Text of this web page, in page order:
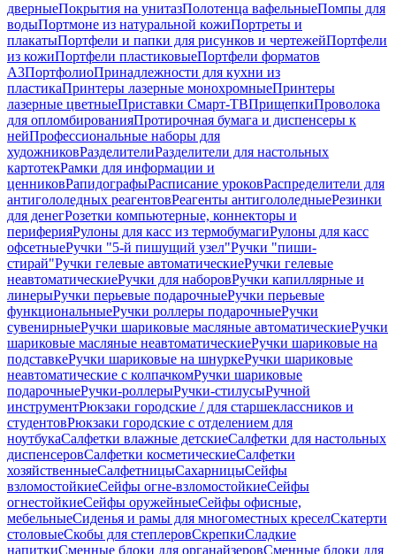
дверныеПокрытия на унитазПолотенца вафельныеПомпы для
водыПортмоне из натуральной кожиПортреты и
плакатыПортфели и папки для рисунков и чертежейПортфели
из кожиПортфели пластиковыеПортфели форматов
А3ПортфолиоПринадлежности для кухни из
пластикаПринтеры лазерные монохромныеПринтеры
лазерные цветныеПриставки Смарт-ТВПрищепкиПроволока
для опломбированияПротирочная бумага и диспенсеры к
нейПрофессиональные наборы для
художниковРазделителиРазделители для настольных
картотекРамки для информации и
ценниковРапидографыРасписание уроковРаспределители для
антигололедных реагентовРеагенты антигололедныеРезинки
для денегРозетки компьютерные, коннекторы и
периферияРулоны для касс из термобумагиРулоны для касс
офсетныеРучки "5-й пишущий узел"Ручки "пиши-
стирай"Ручки гелевые автоматическиеРучки гелевые
неавтоматическиеРучки для наборовРучки капиллярные и
линерыРучки перьевые подарочныеРучки перьевые
функциональныеРучки роллеры подарочныеРучки
сувенирныеРучки шариковые масляные автоматическиеРучки
шариковые масляные неавтоматическиеРучки шариковые на
подставкеРучки шариковые на шнуркеРучки шариковые
неавтоматические с колпачкомРучки шариковые
подарочныеРучки-роллерыРучки-стилусыРучной
инструментРюкзаки городские / для старшеклассников и
студентовРюкзаки городские с отделением для
ноутбукаСалфетки влажные детскиеСалфетки для настольных
диспенсеровСалфетки косметическиеСалфетки
хозяйственныеСалфетницыСахарницыСейфы
взломостойкиеСейфы огне-взломостойкиеСейфы
огнестойкиеСейфы оружейныеСейфы офисные,
мебельныеСиденья и рамы для многоместных креселСкатерти
столовыеСкобы для степлеровСкрепкиСладкие
напиткиСменные блоки для органайзеровСменные блоки для